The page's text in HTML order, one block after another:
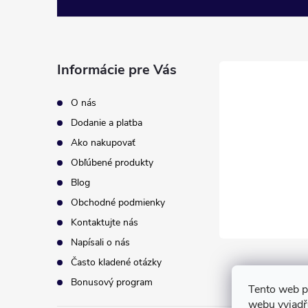
Tento web
webu
Informácie pre Vás
O nás
Dodanie a platba
Ako nakupovať
Obľúbené produkty
Blog
Obchodné podmienky
Kontaktujte nás
Napísali o nás
Často kladené otázky
Bonusový program